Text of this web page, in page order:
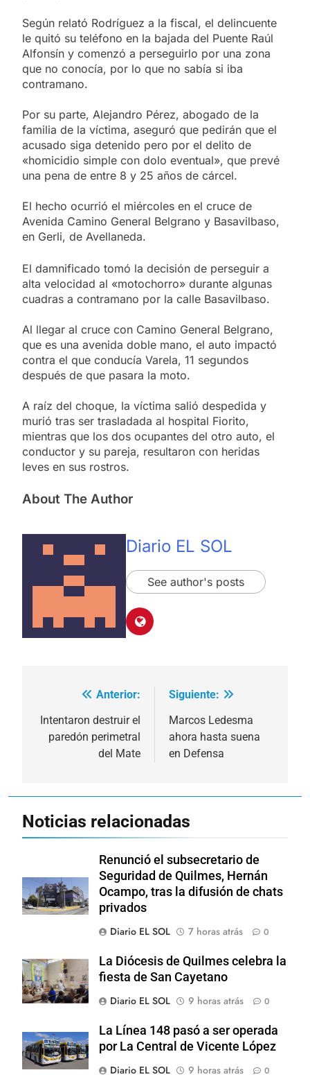
Según relató Rodríguez a la fiscal, el delincuente
le quitó su teléfono en la bajada del Puente Raúl
Alfonsín y comenzó a perseguirlo por una zona
que no conocía, por lo que no sabía si iba
contramano.
Por su parte, Alejandro Pérez, abogado de la
familia de la víctima, aseguró que pedirán que el
acusado siga detenido pero por el delito de
«homicidio simple con dolo eventual», que prevé
una pena de entre 8 y 25 años de cárcel.
El hecho ocurrió el miércoles en el cruce de
Avenida Camino General Belgrano y Basavilbaso,
en Gerli, de Avellaneda.
El damnificado tomó la decisión de perseguir a
alta velocidad al «motochorro» durante algunas
cuadras a contramano por la calle Basavilbaso.
Al llegar al cruce con Camino General Belgrano,
que es una avenida doble mano, el auto impactó
contra el que conducía Varela, 11 segundos
después de que pasara la moto.
A raíz del choque, la víctima salió despedida y
murió tras ser trasladada al hospital Fiorito,
mientras que los dos ocupantes del otro auto, el
conductor y su pareja, resultaron con heridas
leves en sus rostros.
About The Author
Diario EL SOL
See author's posts
Navegación
de
entradas
Anterior:
Intentaron destruir el
paredón perimetral
del Mate
Siguiente:
Marcos Ledesma
ahora hasta suena
en Defensa
Noticias relacionadas
Renunció el subsecretario de
Seguridad de Quilmes, Hernán
Ocampo, tras la difusión de chats
privados
Diario EL SOL
7 horas atrás 0
La Diócesis de Quilmes celebra la
fiesta de San Cayetano
Diario EL SOL
9 horas atrás 0
La Línea 148 pasó a ser operada
por La Central de Vicente López
Diario EL SOL
9 horas atrás 0